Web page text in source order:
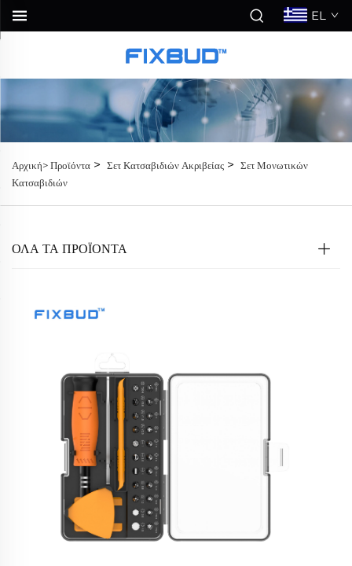
EL
Αρχική>Προϊόντα > Σετ Κατσαβιδιών Ακριβείας > Σετ Μονωτικών
Κατσαβιδιών
ΟΛΑ ΤΑ ΠΡΟΪΟΝΤΑ